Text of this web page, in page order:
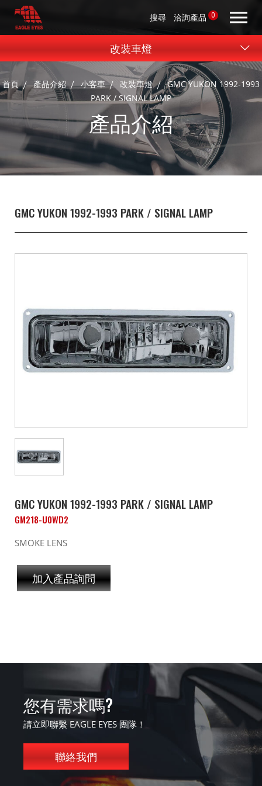
搜尋 洽詢產品 0
首頁 產品介紹 小客車 改裝車燈
GMC YUKON 1992-1993
PARK / SIGNAL LAMP
產品介紹
改裝車燈
GMC YUKON 1992-1993 PARK / SIGNAL LAMP
GMC YUKON 1992-1993 PARK / SIGNAL LAMP
GM218-U0WD2
SMOKE LENS
加入產品詢問
您有需求嗎?
請立即聯繫 EAGLE EYES 團隊！
聯絡我們